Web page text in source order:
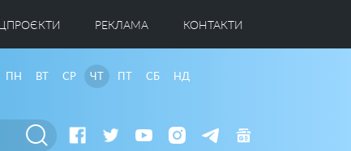
РЕКЛАМА КОНТАКТИ
ПН ВТ СР ЧТ ПТ СБ НД